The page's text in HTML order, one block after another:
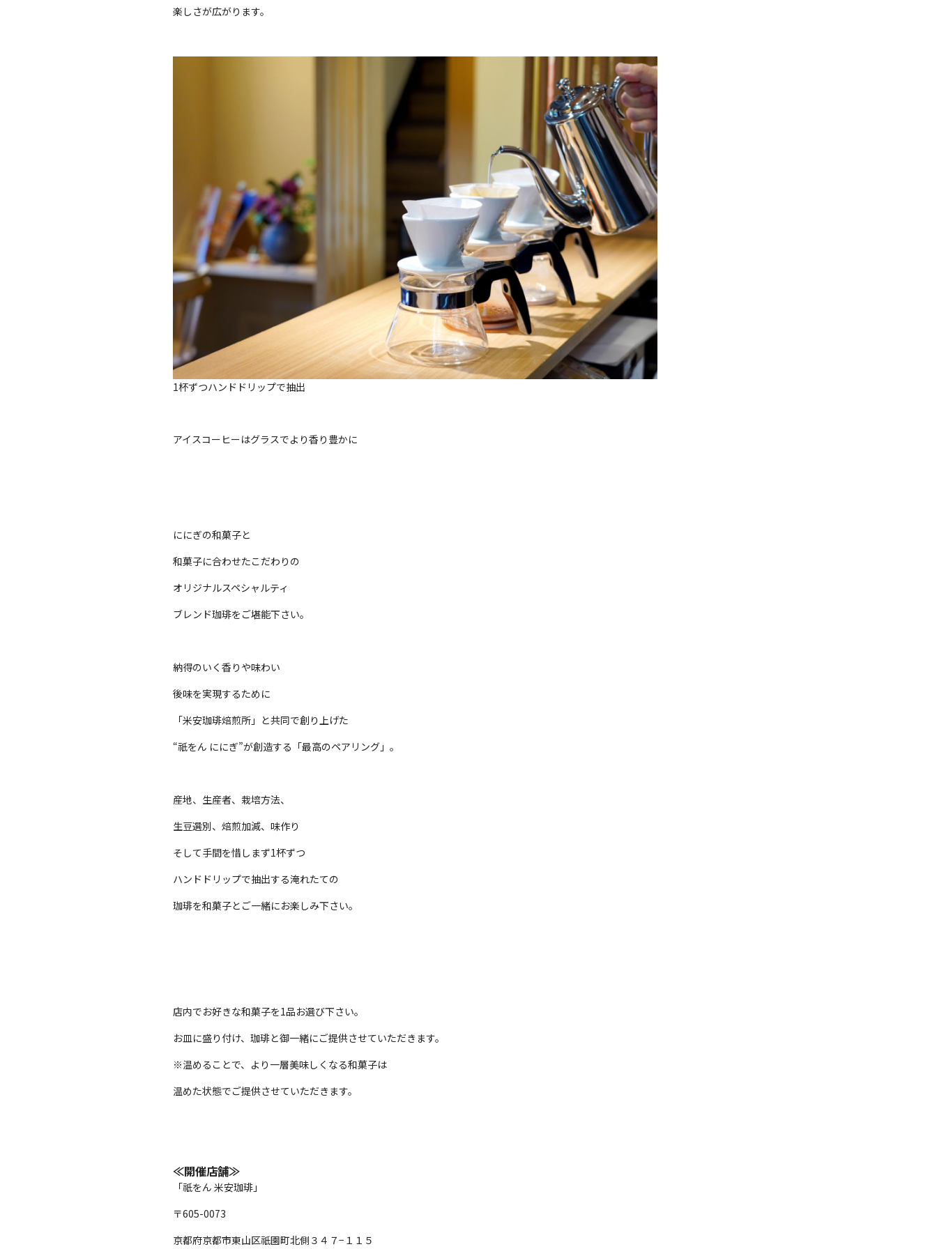
楽しさが広がります。
1杯ずつハンドドリップで抽出
アイスコーヒーはグラスでより香り豊かに
ににぎの和菓子と
和菓子に合わせたこだわりの
オリジナルスペシャルティ
ブレンド珈琲をご堪能下さい。
納得のいく香りや味わい
後味を実現するために
「米安珈琲焙煎所」と共同で創り上げた
“祇をん ににぎ”が創造する「最高のペアリング」。
産地、生産者、栽培方法、
生豆選別、焙煎加減、味作り
そして手間を惜しまず1杯ずつ
ハンドドリップで抽出する淹れたての
珈琲を和菓子とご一緒にお楽しみ下さい。
店内でお好きな和菓子を1品お選び下さい。
お皿に盛り付け、珈琲と御一緒にご提供させていただきます。
※温めることで、より一層美味しくなる和菓子は
温めた状態でご提供させていただきます。
≪開催店舗≫
「祇をん 米安珈琲」
〒605-0073
京都府京都市東山区祇園町北側３４７−１１５